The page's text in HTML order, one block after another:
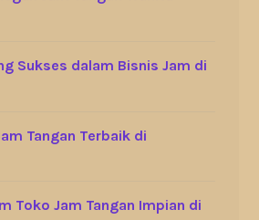
Sukses dalam Bisnis Jam di
Tangan Terbaik di
Toko Jam Tangan Impian di